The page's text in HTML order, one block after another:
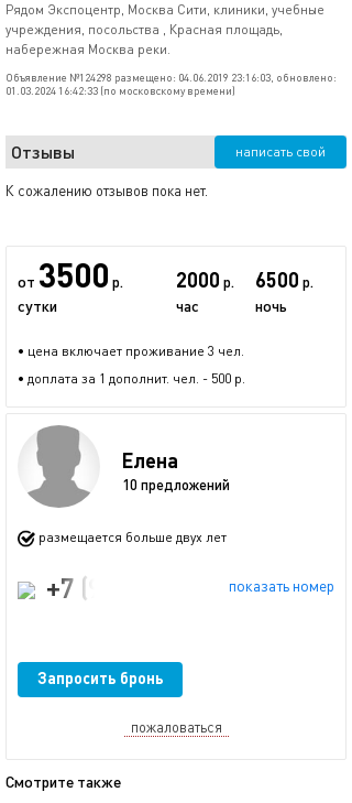
Рядом Экспоцентр, Москва Сити, клиники, учебные
учреждения, посольства , Красная площадь,
набережная Москва реки.
Объявление №124298 размещено: 04.06.2019 23:16:03, обновлено:
01.03.2024 16:42:33 (по московскому времени)
Отзывы написать свой
К сожалению отзывов пока нет.
от 3500 р.
сутки
2000 р.
час
6500 р.
ночь
• цена включает проживание 3 чел.
• доплата за 1 дополнит. чел. - 500 р.
Елена
10 предложений
размещается больше двух лет
показать номер
+7 (996) 710-93-15
Запросить бронь
пожаловаться
Смотрите также